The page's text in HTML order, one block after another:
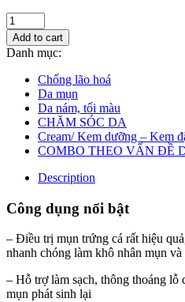
Add to cart
Danh mục:
Chống lão hoá
Da mụn
Da nám, tối màu
CHĂM SÓC DA
Cream/ Kem dưỡng – Kem
COMBO THEO VẤN ĐỀ
Description
Công dụng nổi bật
– Điều trị mụn trứng cá rất hiệu
nhanh chóng làm khô nhân mụn
– Hỗ trợ làm sạch, thông thoáng lỗ
mụn phát sinh lại